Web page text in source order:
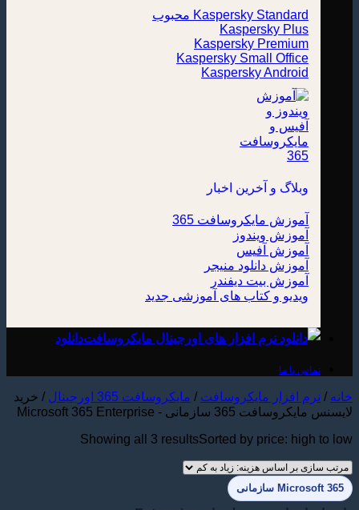
Kaspersky Standard
Kaspersky Plus
Kaspersky Premium
Kaspersky Small Office
Kaspersky Android
وبلاگ و آخرین اخبار
آموزش مایکروسافت 365
آموزش ویندوز
آموزش آفیس
آموزش دانلود منیجر
آموزش بیت دیفندر
ویدیو و کتاب های آموزشی
دانلود
تماس با ما
خانه / نرم افزار مایکروسافت / مایکروسافت 365 اورجینال / خرید
لایسنس مایکروسافت 365 سازمانی - Microsoft 365 Enterprise
Showing all 3 resultsSorted by price: high to low
Microsoft 365 سازمانی